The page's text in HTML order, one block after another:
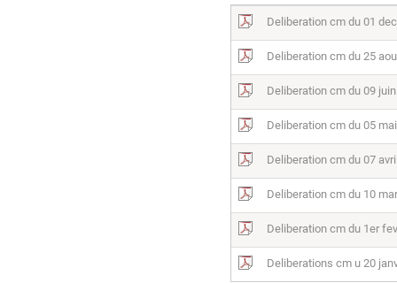
Deliberation cm du 01
Deliberation cm du 25
Deliberation cm du 09
Deliberation cm du 05
Deliberation cm du 07
Deliberation cm du 10
Deliberation cm du 1er
Deliberations cm u 20